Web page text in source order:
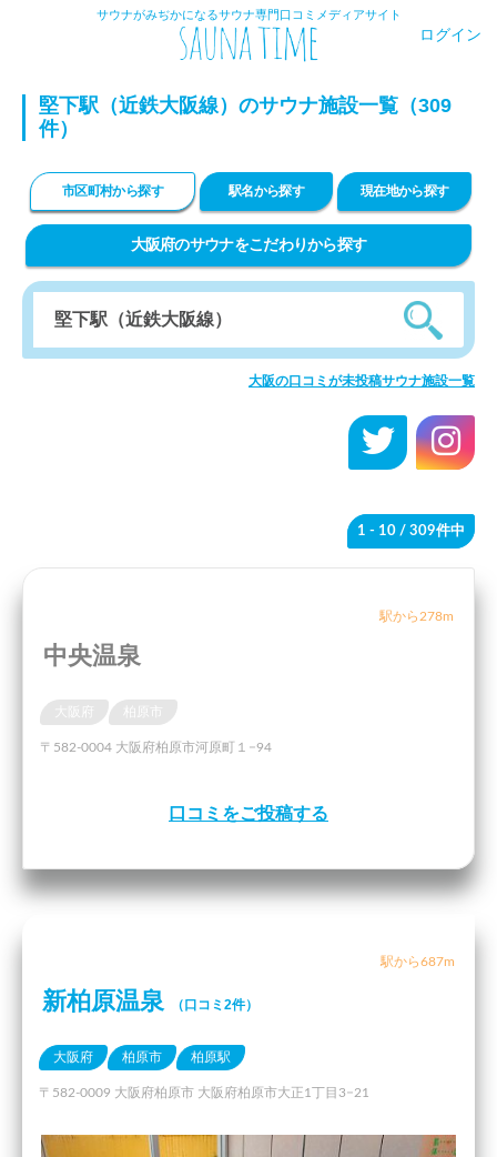
サウナがみぢかになるサウナ専門口コミメディアサイト
ログイン
堅下駅（近鉄大阪線）のサウナ施設一覧（309
件）
市区町村から探す 駅名から探す 現在地から探す
大阪府のサウナをこだわりから探す
大阪の口コミが未投稿サウナ施設一覧
1 - 10 / 309件中
駅から278m
中央温泉
〒582-0004 大阪府柏原市河原町１−94
口コミをご投稿する
駅から687m
新柏原温泉 （口コミ2件）
大阪府 柏原市 柏原駅
〒582-0009 大阪府柏原市 大阪府柏原市大正1丁目3−21